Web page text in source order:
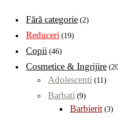
Fără categorie (2)
Reduceri (19)
Copii (46)
Cosmetice & Ingrijire
Adolescenti (11)
Barbati (9)
Barbierit (3)